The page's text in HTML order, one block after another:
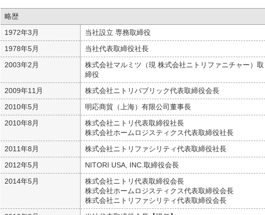
略歴
1972年3月
当社設立 専務取締役
1978年5月
当社代表取締役社長
2003年2月
株式会社マルミツ（現 株式会社ニトリファニチャー）取
締役
2009年11月
株式会社ニトリパブリック代表取締役会長
2010年5月
明応商貿（上海）有限公司董事長
2010年8月
株式会社ニトリ代表取締役社長
株式会社ホームロジスティクス代表取締役社長
2011年8月
株式会社ニトリファシリティ代表取締役社長
2012年5月
NITORI USA, INC.取締役会長
2014年5月
株式会社ニトリ代表取締役会長
株式会社ホームロジスティクス代表取締役会長
株式会社ニトリファシリティ代表取締役会長